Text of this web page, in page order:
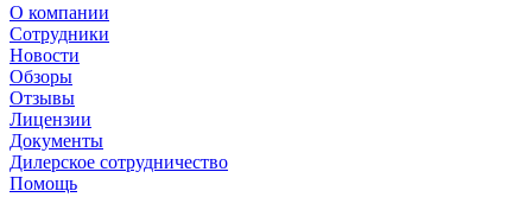
О компании
Сотрудники
Новости
Обзоры
Отзывы
Лицензии
Документы
Дилерское сотрудничество
Помощь